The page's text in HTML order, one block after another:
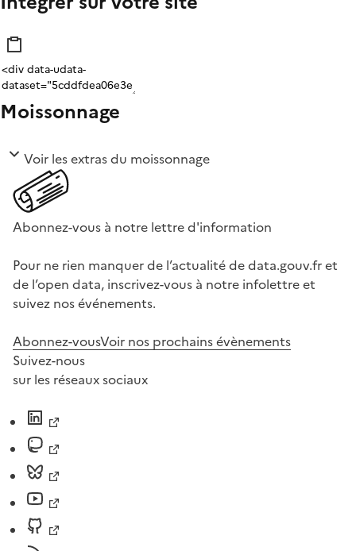
Moissonnage
Voir les extras du moissonnage
Abonnez-vous à notre lettre d'information
Pour ne rien manquer de l’actualité de data.gouv.fr et
de l’open data, inscrivez-vous à notre infolettre et
suivez nos événements.
Abonnez-vousVoir nos prochains évènements
Suivez-nous
sur les réseaux sociaux